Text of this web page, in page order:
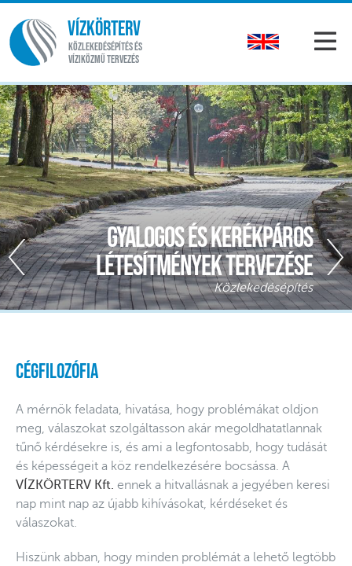
VÍZKÖRTERV
KÖZLEKEDÉSÉPÍTÉS ÉS
VÍZIKÖZMŰ TERVEZÉS
Gyalogos és kerékpáros
létesítmények tervezése
Közlekedésépítés
Cégfilozófia
A mérnök feladata, hivatása, hogy problémákat oldjon
meg, válaszokat szolgáltasson akár megoldhatatlannak
tűnő kérdésekre is, és ami a legfontosabb, hogy tudását
és képességeit a köz rendelkezésére bocsássa. A
VÍZKÖRTERV Kft. ennek a hitvallásnak a jegyében keresi
nap mint nap az újabb kihívásokat, kérdéseket és
válaszokat.
Hiszünk abban, hogy minden problémát a lehető legtöbb